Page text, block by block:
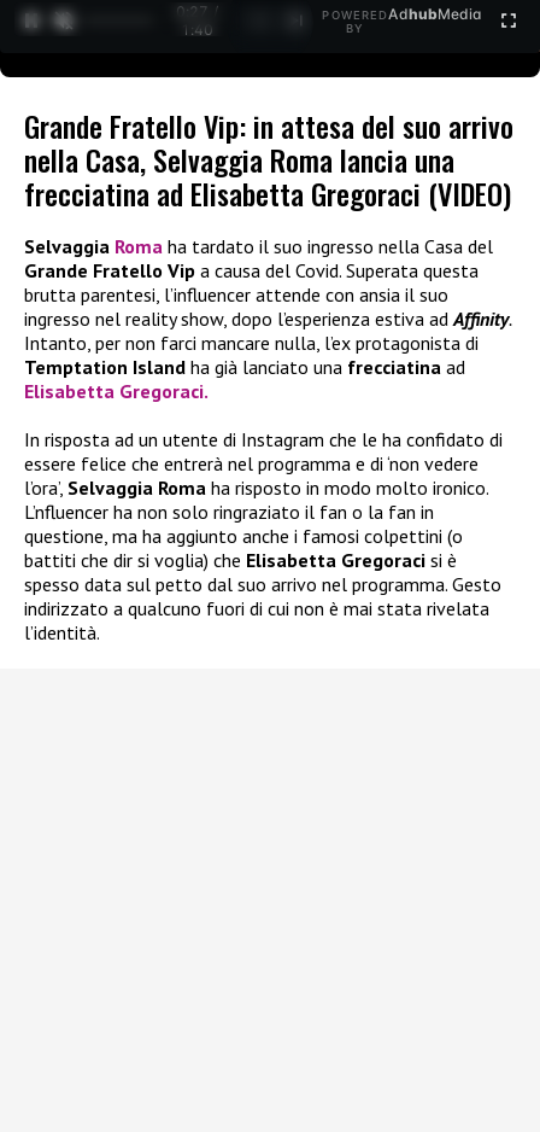
0:27 /
1:40
POWERED
BY
AdhubMedia
Grande Fratello Vip: in attesa del suo arrivo
nella Casa, Selvaggia Roma lancia una
frecciatina ad Elisabetta Gregoraci (VIDEO)
Selvaggia Roma ha tardato il suo ingresso nella Casa del
Grande Fratello Vip a causa del Covid. Superata questa
brutta parentesi, l’influencer attende con ansia il suo
ingresso nel reality show, dopo l’esperienza estiva adAffinity.
Intanto, per non farci mancare nulla, l’ex protagonista di
Temptation Island ha già lanciato una frecciatina ad
Elisabetta Gregoraci.
In risposta ad un utente di Instagram che le ha confidato di
essere felice che entrerà nel programma e di ‘non vedere
l’ora’, Selvaggia Roma ha risposto in modo molto ironico.
L’nfluencer ha non solo ringraziato il fan o la fan in
questione, ma ha aggiunto anche i famosi colpettini (o
battiti che dir si voglia) che Elisabetta Gregoraci si è
spesso data sul petto dal suo arrivo nel programma. Gesto
indirizzato a qualcuno fuori di cui non è mai stata rivelata
l’identità.